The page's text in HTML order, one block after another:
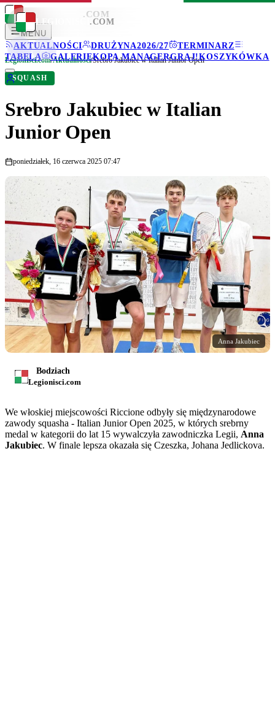
LEGIONISCI .COM
MENU
AKTUALNOŚCI
DRUŻYNA2026/27
TERMINARZ
TABELA
GALERIEKOPA MANAGERGRAJ!KOSZYKÓWKA
LEGIONISCI .COM
Legionisci.com/Aktualności/Srebro Jakubiec w Italian Junior Open
SQUASH
Srebro Jakubiec w Italian
Junior Open
poniedziałek, 16 czerwca 2025 07:47
Anna Jakubiec
Bodziach
Legionisci.com
We włoskiej miejscowości Riccione odbyły się międzynarodowe
zawody squasha - Italian Junior Open 2025, w których srebrny
medal w kategorii do lat 15 wywalczyła zawodniczka Legii, Anna
Jakubiec. W finale lepsza okazała się Czeszka, Johana Jedlickova.